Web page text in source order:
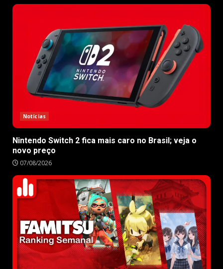
Notícias
Nintendo Switch 2 fica mais caro no Brasil; veja o
novo preço
07/08/2026